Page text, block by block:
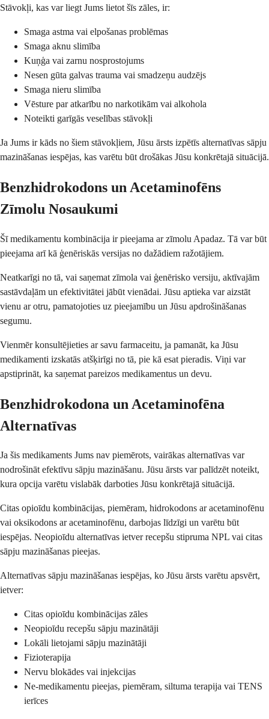
Stāvokļi, kas var liegt Jums lietot šīs zāles, ir:
Smaga astma vai elpošanas problēmas
Smaga aknu slimība
Kuņģa vai zarnu nosprostojums
Nesen gūta galvas trauma vai smadzeņu audzējs
Smaga nieru slimība
Vēsture par atkarību no narkotikām vai alkohola
Noteikti garīgās veselības stāvokļi
Ja Jums ir kāds no šiem stāvokļiem, Jūsu ārsts izpētīs alternatīvas sāpju
mazināšanas iespējas, kas varētu būt drošākas Jūsu konkrētajā situācijā.
Benzhidrokodons un Acetaminofēns
Zīmolu Nosaukumi
Šī medikamentu kombinācija ir pieejama ar zīmolu Apadaz. Tā var būt
pieejama arī kā ģenēriskās versijas no dažādiem ražotājiem.
Neatkarīgi no tā, vai saņemat zīmola vai ģenērisko versiju, aktīvajām
sastāvdaļām un efektivitātei jābūt vienādai. Jūsu aptieka var aizstāt
vienu ar otru, pamatojoties uz pieejamību un Jūsu apdrošināšanas
segumu.
Vienmēr konsultējieties ar savu farmaceitu, ja pamanāt, ka Jūsu
medikamenti izskatās atšķirīgi no tā, pie kā esat pieradis. Viņi var
apstiprināt, ka saņemat pareizos medikamentus un devu.
Benzhidrokodona un Acetaminofēna
Alternatīvas
Ja šis medikaments Jums nav piemērots, vairākas alternatīvas var
nodrošināt efektīvu sāpju mazināšanu. Jūsu ārsts var palīdzēt noteikt,
kura opcija varētu vislabāk darboties Jūsu konkrētajā situācijā.
Citas opioīdu kombinācijas, piemēram, hidrokodons ar acetaminofēnu
vai oksikodons ar acetaminofēnu, darbojas līdzīgi un varētu būt
iespējas. Neopioīdu alternatīvas ietver recepšu stipruma NPL vai citas
sāpju mazināšanas pieejas.
Alternatīvas sāpju mazināšanas iespējas, ko Jūsu ārsts varētu apsvērt,
ietver:
Citas opioīdu kombinācijas zāles
Neopioīdu recepšu sāpju mazinātāji
Lokāli lietojami sāpju mazinātāji
Fizioterapija
Nervu blokādes vai injekcijas
Ne-medikamentu pieejas, piemēram, siltuma terapija vai TENS
ierīces